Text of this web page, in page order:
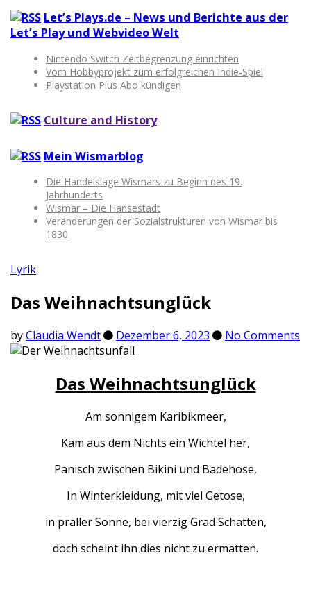
Let’s Plays.de – News und Berichte aus der
Let’s Play und Webvideo Welt
Nintendo Switch Zeitbegrenzung einrichten
Vom Hobbyprojekt zum erfolgreichen Indie-Spiel
Playstation Plus Abo kündigen
Culture and History
Mein Wismarblog
Die Handelslage Wismars zu Beginn des 19.
Jahrhunderts
Wismar – Die Hansestadt
Veränderungen der Sozialstrukturen von Wismar bis
1830
Lyrik
Das Weihnachtsunglück
byClaudia Wendt Dezember 6, 2023 No Comments
Das Weihnachtsunglück
Am sonnigem Karibikmeer,
Kam aus dem Nichts ein Wichtel her,
Panisch zwischen Bikini und Badehose,
In Winterkleidung, mit viel Getose,
in praller Sonne, bei vierzig Grad Schatten,
doch scheint ihn dies nicht zu ermatten.